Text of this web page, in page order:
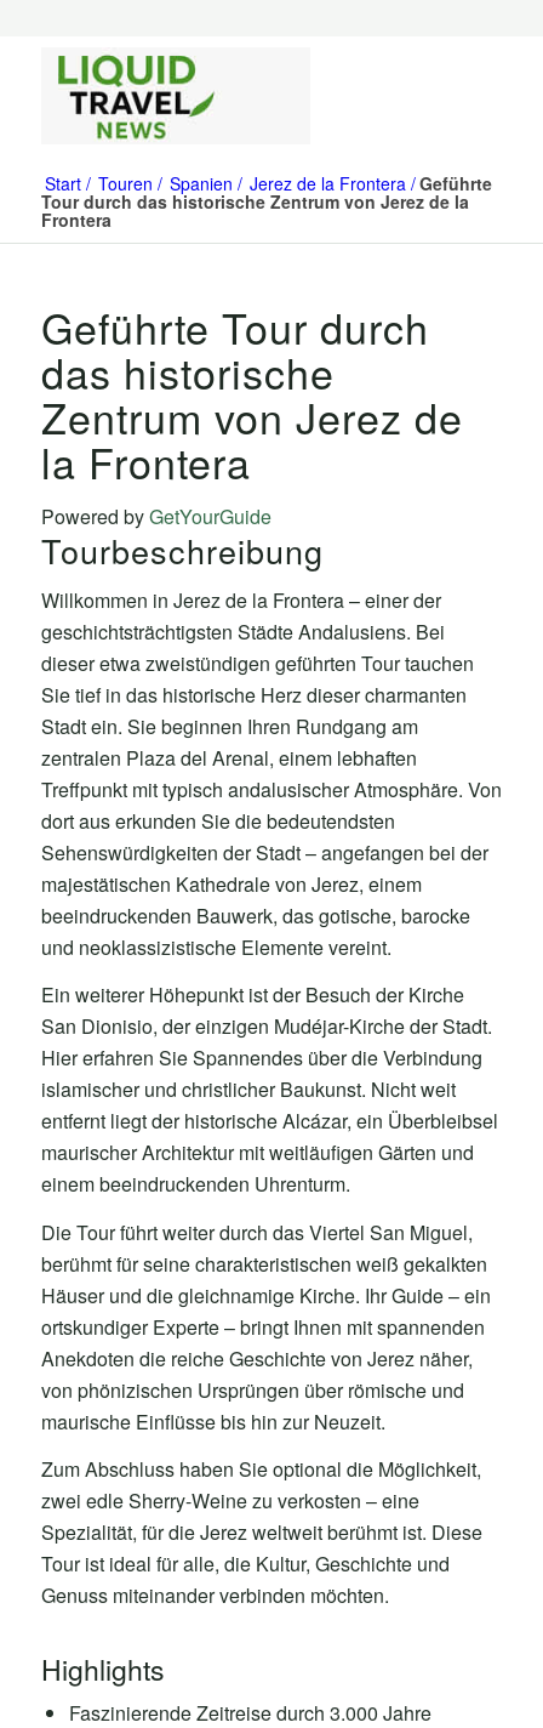
Start Touren Spanien Jerez de la Frontera Geführte
Tour durch das historische Zentrum von Jerez de la
Frontera
Geführte Tour durch
das historische
Zentrum von Jerez de
la Frontera
Powered byGetYourGuide
Tourbeschreibung
Willkommen in Jerez de la Frontera – einer der
geschichtsträchtigsten Städte Andalusiens. Bei
dieser etwa zweistündigen geführten Tour tauchen
Sie tief in das historische Herz dieser charmanten
Stadt ein. Sie beginnen Ihren Rundgang am
zentralen Plaza del Arenal, einem lebhaften
Treffpunkt mit typisch andalusischer Atmosphäre. Von
dort aus erkunden Sie die bedeutendsten
Sehenswürdigkeiten der Stadt – angefangen bei der
majestätischen Kathedrale von Jerez, einem
beeindruckenden Bauwerk, das gotische, barocke
und neoklassizistische Elemente vereint.
Ein weiterer Höhepunkt ist der Besuch der Kirche
San Dionisio, der einzigen Mudéjar-Kirche der Stadt.
Hier erfahren Sie Spannendes über die Verbindung
islamischer und christlicher Baukunst. Nicht weit
entfernt liegt der historische Alcázar, ein Überbleibsel
maurischer Architektur mit weitläufigen Gärten und
einem beeindruckenden Uhrenturm.
Die Tour führt weiter durch das Viertel San Miguel,
berühmt für seine charakteristischen weiß gekalkten
Häuser und die gleichnamige Kirche. Ihr Guide – ein
ortskundiger Experte – bringt Ihnen mit spannenden
Anekdoten die reiche Geschichte von Jerez näher,
von phönizischen Ursprüngen über römische und
maurische Einflüsse bis hin zur Neuzeit.
Zum Abschluss haben Sie optional die Möglichkeit,
zwei edle Sherry-Weine zu verkosten – eine
Spezialität, für die Jerez weltweit berühmt ist. Diese
Tour ist ideal für alle, die Kultur, Geschichte und
Genuss miteinander verbinden möchten.
Highlights
Faszinierende Zeitreise durch 3.000 Jahre